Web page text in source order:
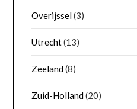
Overijssel(3)
Utrecht(13)
Zeeland(8)
Zuid-Holland(20)